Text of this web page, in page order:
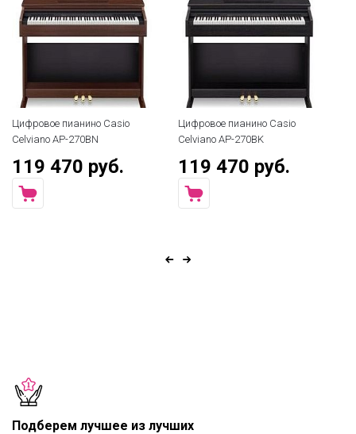
Цифровое пианино Casio
Celviano AP-270BN
119 470 руб.
Цифровое пианино Casio
Celviano AP-270BK
119 470 руб.
Подберем лучшее из лучших